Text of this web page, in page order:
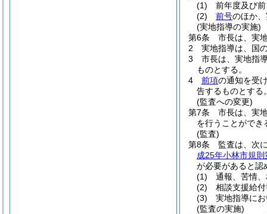
(1)
前年度及び
(2)
前号のほか
(実地指導の実施)
第6条
市長は、実
2
実地指導は、国
3
市長は、実地指
ものとする。
4
前項の通知を受
告するものとする
(監査への変更)
第7条
市長は、実
を行うことができ
(監査)
第8条
監査は、次
成25年小林市規
が必要があると認
(1)
通報、苦情
(2)
相談支援給
(3)
実地指導に
(監査の実施)